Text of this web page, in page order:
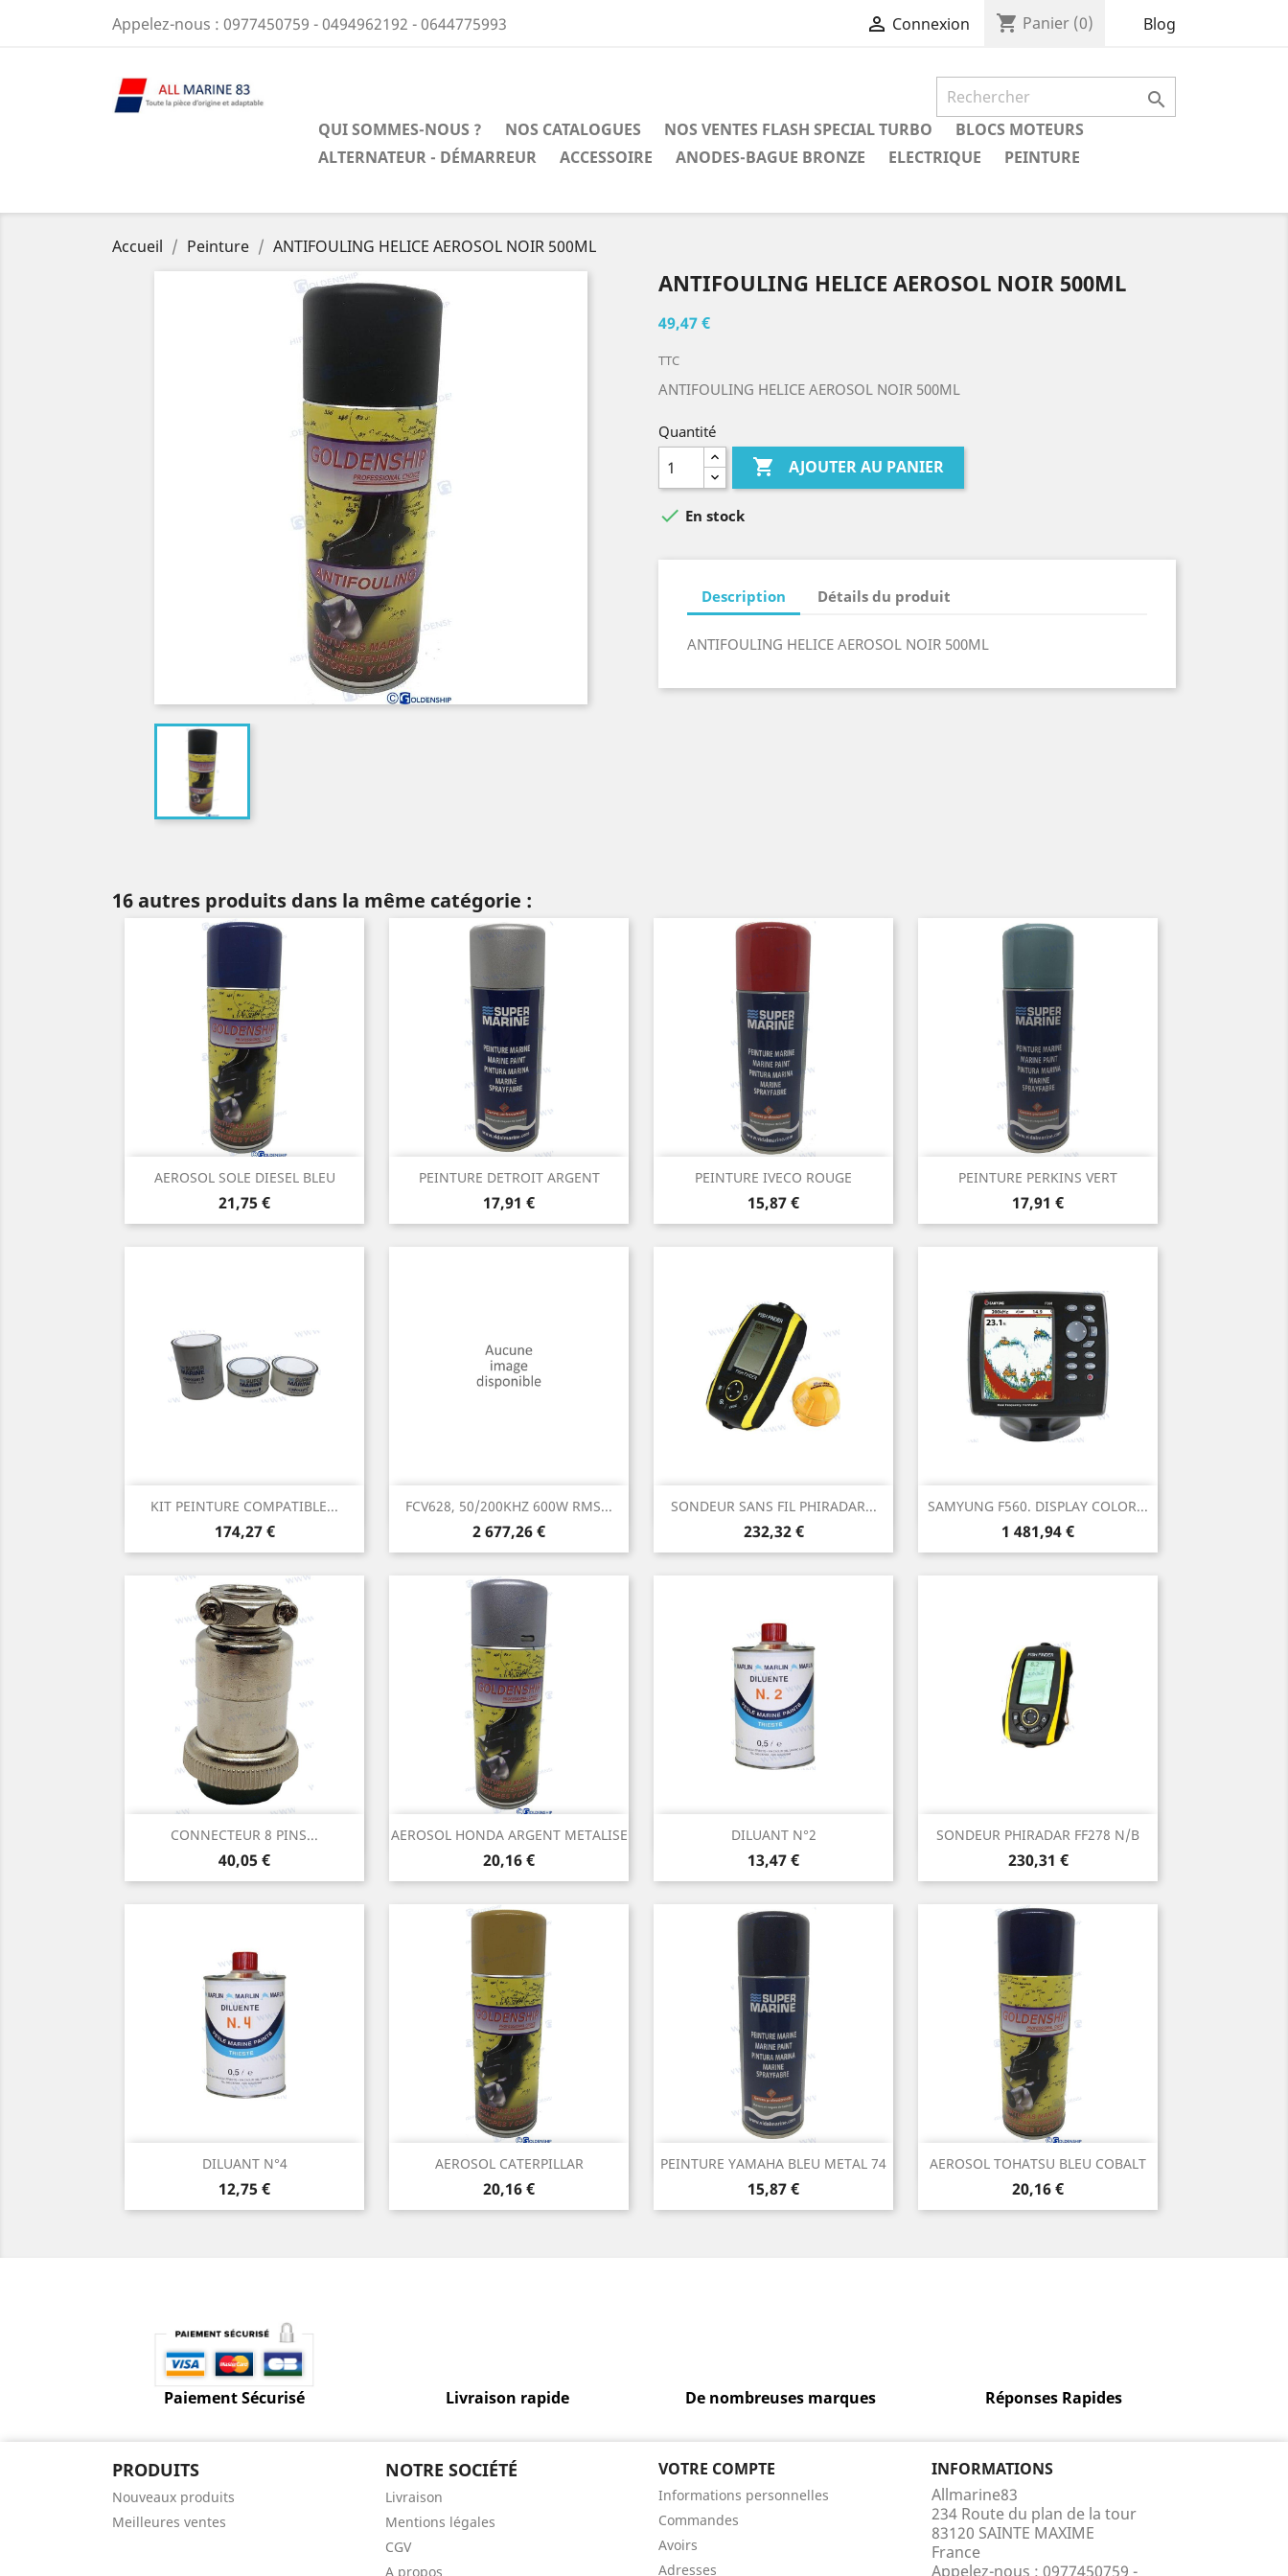
Appelez-nous : 0977450759 - 0494962192 - 0644775993  Connexion shopping_cart Panier (0) Blog

QUI SOMMES-NOUS ? NOS CATALOGUES NOS VENTES FLASH SPECIAL TURBO
BLOCS MOTEURS
ALTERNATEUR - DÉMARREUR
ACCESSOIRE ANODES-BAGUE BRONZE ELECTRIQUE PEINTURE
Accueil Peinture ANTIFOULING HELICE AEROSOL NOIR 500ML
ANTIFOULING HELICE AEROSOL NOIR 500ML
49,47 €
TTC
ANTIFOULING HELICE AEROSOL NOIR 500ML
Quantité
 AJOUTER AU PANIER
 En stock
Description Détails du produit
ANTIFOULING HELICE AEROSOL NOIR 500ML
16 autres produits dans la même catégorie :
AEROSOL SOLE DIESEL BLEU
Prix
21,75 €
Aperçu rapide PEINTURE DETROIT ARGENT
Prix
17,91 €
Aperçu rapide PEINTURE IVECO ROUGE
Prix
15,87 €
Aperçu rapide PEINTURE PERKINS VERT
Prix
17,91 €
Aperçu rapide
KIT PEINTURE COMPATIBLE...
Prix
174,27 €
Aperçu rapide FCV628, 50/200KHZ 600W RMS...
Prix
2 677,26 €
Aperçu rapide SONDEUR SANS FIL PHIRADAR...
Prix
232,32 €
Aperçu rapide SAMYUNG F560. DISPLAY COLOR...
Prix
1 481,94 €
 Aperçu rapide
CONNECTEUR 8 PINS...
Prix
40,05 €
Aperçu rapide AEROSOL HONDA ARGENT METALISE
Prix
20,16 €
Aperçu rapide DILUANT N°2
Prix
13,47 €
Aperçu rapide SONDEUR PHIRADAR FF278 N/B
Prix
230,31 €
Aperçu rapide
DILUANT N°4
Prix
12,75 €
Aperçu rapide AEROSOL CATERPILLAR
Prix
20,16 €
Aperçu rapide PEINTURE YAMAHA BLEU METAL 74
Prix
15,87 €
Aperçu rapide AEROSOL TOHATSU BLEU COBALT
Prix
20,16 €
Aperçu rapide
Paiement Sécurisé Livraison rapide De nombreuses marques Réponses Rapides
PRODUITS
Nouveaux produits
Meilleures ventes
NOTRE SOCIÉTÉ
Livraison
Mentions légales
CGV
A propos
VOTRE COMPTE
Informations personnelles
Commandes
Avoirs
Adresses
INFORMATIONS
Allmarine83
234 Route du plan de la tour
83120 SAINTE MAXIME
France
Appelez-nous : 0977450759 -